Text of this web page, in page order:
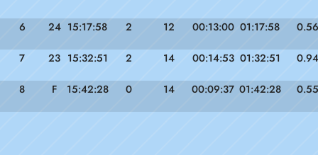
6 24 15:17:58 2 12 00:13:00 01:17:58 0.56
7 23 15:32:51 2 14 00:14:53 01:32:51 0.94
8 F 15:42:28 0 14 00:09:37 01:42:28 0.55